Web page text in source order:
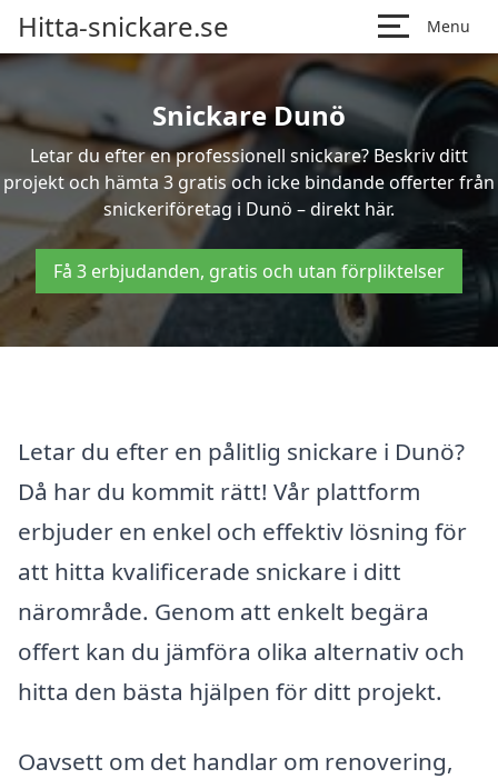
Hitta-snickare.se Menu
Snickare Dunö
Letar du efter en professionell snickare? Beskriv ditt
projekt och hämta 3 gratis och icke bindande offerter från
snickeriföretag i Dunö – direkt här.
Få 3 erbjudanden, gratis och utan förpliktelser
Letar du efter en pålitlig snickare i Dunö?
Då har du kommit rätt! Vår plattform
erbjuder en enkel och effektiv lösning för
att hitta kvalificerade snickare i ditt
närområde. Genom att enkelt begära
offert kan du jämföra olika alternativ och
hitta den bästa hjälpen för ditt projekt.
Oavsett om det handlar om renovering,